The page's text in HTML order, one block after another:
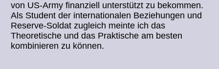
von US-Army finanziell unterstützt zu bekommen.
Als Student der internationalen Beziehungen und
Reserve-Soldat zugleich meinte ich das
Theoretische und das Praktische am besten
kombinieren zu können.